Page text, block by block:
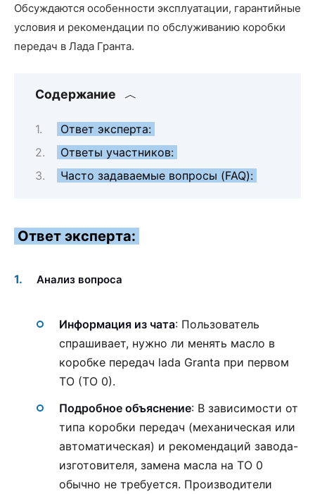
Обсуждаются особенности эксплуатации, гарантийные
условия и рекомендации по обслуживанию коробки
передач в Лада Гранта.
Содержание
Ответ эксперта:
Ответы участников:
Часто задаваемые вопросы (FAQ):
Ответ эксперта:
Анализ вопроса
Информация из чата: Пользователь
спрашивает, нужно ли менять масло в
коробке передач lada Granta при первом
ТО (ТО 0).
Подробное объяснение: В зависимости от
типа коробки передач (механическая или
автоматическая) и рекомендаций завода-
изготовителя, замена масла на ТО 0
обычно не требуется. Производители